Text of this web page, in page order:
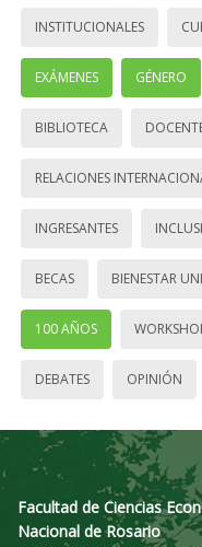
INSTITUCIONALES
EXÁMENES GÉNERO
BIBLIOTECA
RELACIONES
INGRESANTES
BECAS BIENESTAR
100 AÑOS
DEBATES OPINIÓN
Facultad de Ciencias
Nacional de Rosario